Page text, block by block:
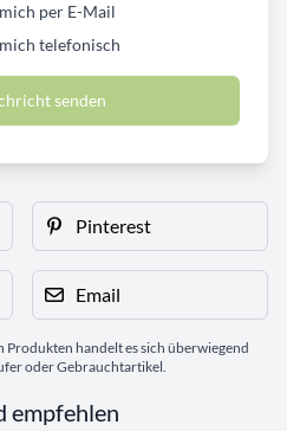
per E-Mail
telefonisch
senden
Pinterest
Email
Produkten handelt es sich überwiegend
oder Gebrauchtartikel.
empfehlen